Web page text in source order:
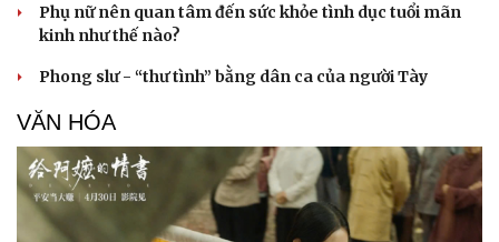
Phòng mạch online
Ăn sạch sống khỏe
Phụ nữ nên quan tâm đến sức khỏe tình dục tuổi mãn
kinh như thế nào?
Phong slư - “thư tình” bằng dân ca của người Tày
VĂN HÓA